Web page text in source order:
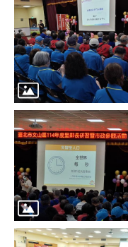
臺
北
市
鄰
長
名
冊